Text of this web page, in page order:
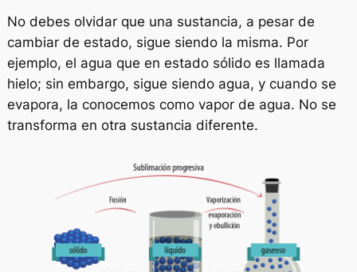
No debes olvidar que una sustancia, a pesar de
cambiar de estado, sigue siendo la misma. Por
ejemplo, el agua que en estado sólido es llamada
hielo; sin embargo, sigue siendo agua, y cuando se
evapora, la conocemos como vapor de agua. No se
transforma en otra sustancia diferente.